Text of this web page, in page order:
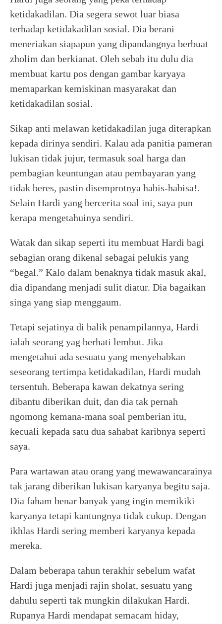
ketidakadilan. Dia segera sewot luar biasa
terhadap ketidakadilan sosial. Dia berani
meneriakan siapapun yang dipandangnya berbuat
zholim dan berkianat. Oleh sebab itu dulu dia
membuat kartu pos dengan gambar karyaya
memaparkan kemiskinan masyarakat dan
ketidakadilan sosial.
Sikap anti melawan ketidakadilan juga diterapkan
kepada dirinya sendiri. Kalau ada panitia pameran
lukisan tidak jujur, termasuk soal harga dan
pembagian keuntungan atau pembayaran yang
tidak beres, pastin disemprotnya habis-habisa!.
Selain Hardi yang bercerita soal ini, saya pun
kerapa mengetahuinya sendiri.
Watak dan sikap seperti itu membuat Hardi bagi
sebagian orang dikenal sebagai pelukis yang
“begal.” Kalo dalam benaknya tidak masuk akal,
dia dipandang menjadi sulit diatur. Dia bagaikan
singa yang siap menggaum.
Tetapi sejatinya di balik penampilannya, Hardi
ialah seorang yag berhati lembut. Jika
mengetahui ada sesuatu yang menyebabkan
seseorang tertimpa ketidakadilan, Hardi mudah
tersentuh. Beberapa kawan dekatnya sering
dibantu diberikan duit, dan dia tak pernah
ngomong kemana-mana soal pemberian itu,
kecuali kepada satu dua sahabat karibnya seperti
saya.
Para wartawan atau orang yang mewawancarainya
tak jarang diberikan lukisan karyanya begitu saja.
Dia faham benar banyak yang ingin memikiki
karyanya tetapi kantungnya tidak cukup. Dengan
ikhlas Hardi sering memberi karyanya kepada
mereka.
Dalam beberapa tahun terakhir sebelum wafat
Hardi juga menjadi rajin sholat, sesuatu yang
dahulu seperti tak mungkin dilakukan Hardi.
Rupanya Hardi mendapat semacam hiday,